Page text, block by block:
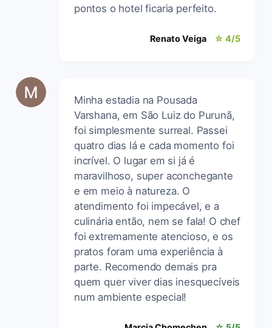
pontos o hotel ficaria perfeito.
Renato Veiga ☆ 4/5
Minha estadia na Pousada
Varshana, em São Luiz do Purunã,
foi simplesmente surreal. Passei
quatro dias lá e cada momento foi
incrível. O lugar em si já é
maravilhoso, super aconchegante
e em meio à natureza. O
atendimento foi impecável, e a
culinária então, nem se fala! O chef
foi extremamente atencioso, e os
pratos foram uma experiência à
parte. Recomendo demais pra
quem quer viver dias inesquecíveis
num ambiente especial!